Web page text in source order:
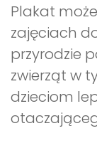
Plakat
zajęciach
przyrodzie
zwierząt w
dzieciom